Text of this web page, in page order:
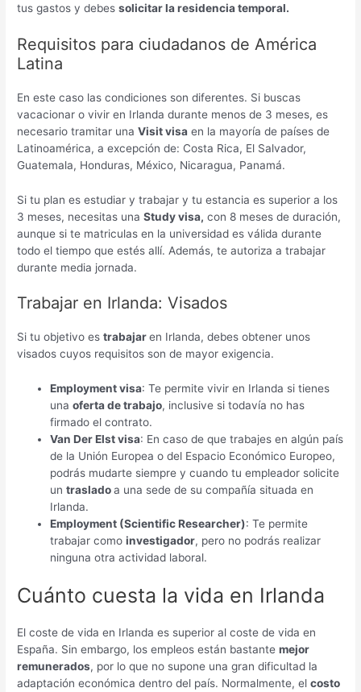
tus gastos y debessolicitar la residencia temporal.
Requisitos para ciudadanos de América
Latina
En este caso las condiciones son diferentes. Si buscas
vacacionar o vivir en Irlanda durante menos de 3 meses, es
necesario tramitar unaVisit visa en la mayoría de países de
Latinoamérica, a excepción de: Costa Rica, El Salvador,
Guatemala, Honduras, México, Nicaragua, Panamá.
Si tu plan es estudiar y trabajar y tu estancia es superior a los
3 meses, necesitas unaStudy visa, con 8 meses de duración,
aunque si te matriculas en la universidad es válida durante
todo el tiempo que estés allí. Además, te autoriza a trabajar
durante media jornada.
Trabajar en Irlanda: Visados
Si tu objetivo estrabajaren Irlanda, debes obtener unos
visados cuyos requisitos son de mayor exigencia.
Employment visa: Te permite vivir en Irlanda si tienes
unaoferta de trabajo, inclusive si todavía no has
firmado el contrato.
Van Der Elst visa: En caso de que trabajes en algún país
de la Unión Europea o del Espacio Económico Europeo,
podrás mudarte siempre y cuando tu empleador solicite
untrasladoa una sede de su compañía situada en
Irlanda.
Employment (Scientific Researcher): Te permite
trabajar comoinvestigador, pero no podrás realizar
ninguna otra actividad laboral.
Cuánto cuesta la vida en Irlanda
El coste de vida en Irlanda es superior al coste de vida en
España. Sin embargo, los empleos están bastantemejor
remunerados, por lo que no supone una gran dificultad la
adaptación económica dentro del país. Normalmente, elcosto